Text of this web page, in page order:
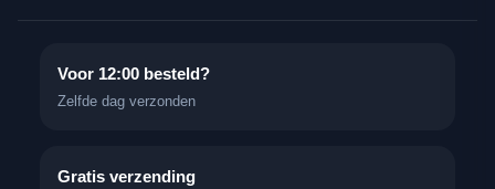
Voor 12:00 besteld?
Zelfde dag verzonden
Gratis verzending